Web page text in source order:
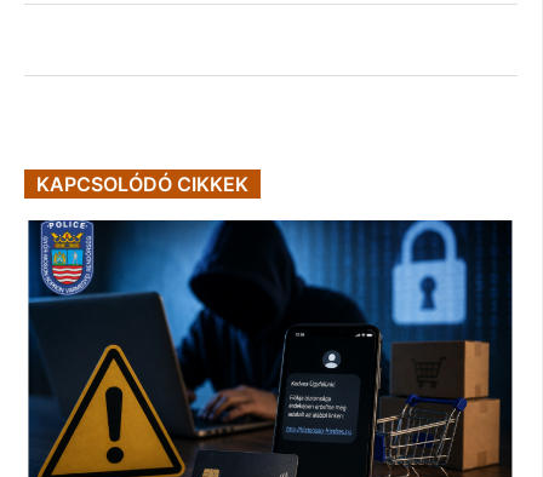
KAPCSOLÓDÓ CIKKEK